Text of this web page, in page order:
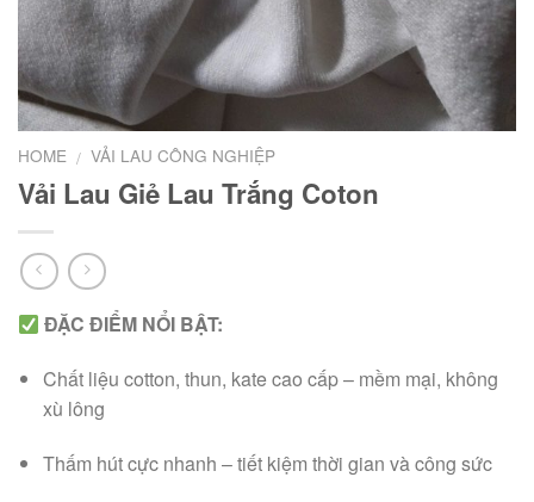
HOME / VẢI LAU CÔNG NGHIỆP
Vải Lau Giẻ Lau Trắng Coton
ĐẶC ĐIỂM NỔI BẬT:
Chất liệu cotton, thun, kate cao cấp – mềm mại, không
xù lông
Thấm hút cực nhanh – tiết kiệm thời gian và công sức